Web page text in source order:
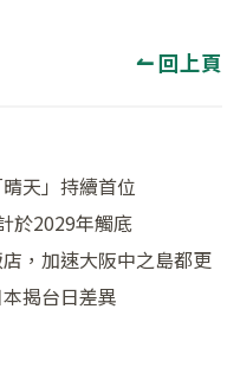
↼ 回上頁
天」持續首位
於2029年觸底
，加速大阪中之島都更
揭台日差異